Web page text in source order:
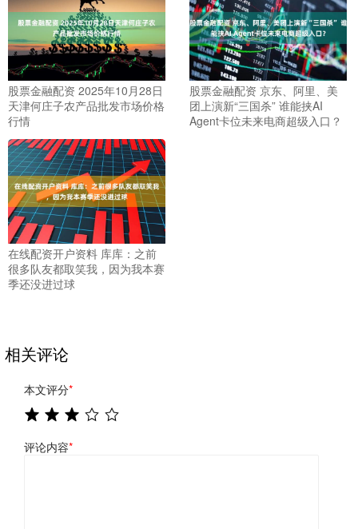
股票金融配资 2025年10月28日
天津何庄子农产品批发市场价格
行情
股票金融配资 京东、阿里、美
团上演新“三国杀” 谁能挟AI
Agent卡位未来电商超级入口？
在线配资开户资料 库库：之前
很多队友都取笑我，因为我本赛
季还没进过球
相关评论
本文评分*
评论内容*